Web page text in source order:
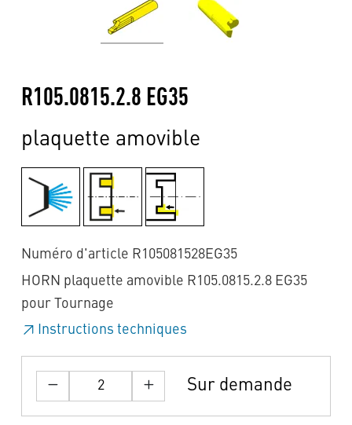
R105.0815.2.8 EG35
plaquette amovible
Numéro d'article R105081528EG35
HORN plaquette amovible R105.0815.2.8 EG35
pour Tournage
Instructions techniques
Sur demande